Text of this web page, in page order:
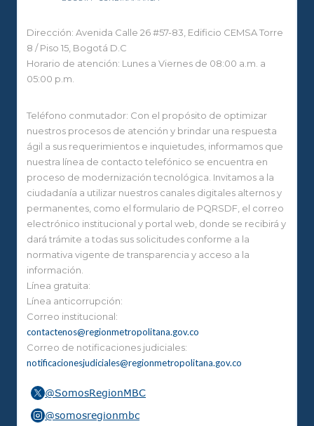
Dirección: Avenida Calle 26 #57-83, Edificio CEMSA Torre
8 / Piso 15, Bogotá D.C
Horario de atención: Lunes a Viernes de 08:00 a.m. a
05:00 p.m.
Teléfono conmutador: Con el propósito de optimizar
nuestros procesos de atención y brindar una respuesta
ágil a sus requerimientos e inquietudes, informamos que
nuestra línea de contacto telefónico se encuentra en
proceso de modernización tecnológica. Invitamos a la
ciudadanía a utilizar nuestros canales digitales alternos y
permanentes, como el formulario de PQRSDF, el correo
electrónico institucional y portal web, donde se recibirá y
dará trámite a todas sus solicitudes conforme a la
normativa vigente de transparencia y acceso a la
información.
Línea gratuita:
Línea anticorrupción:
Correo institucional:
contactenos@regionmetropolitana.gov.co
Correo de notificaciones judiciales:
notificacionesjudiciales@regionmetropolitana.gov.co
@SomosRegionMBC
@somosregionmbc